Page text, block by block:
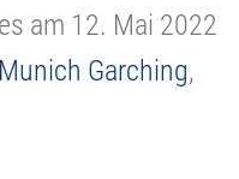
am 12. Mai 2022
Garching,